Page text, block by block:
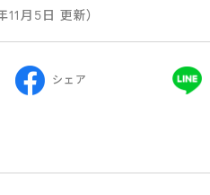
11月5日 更新）
シェア